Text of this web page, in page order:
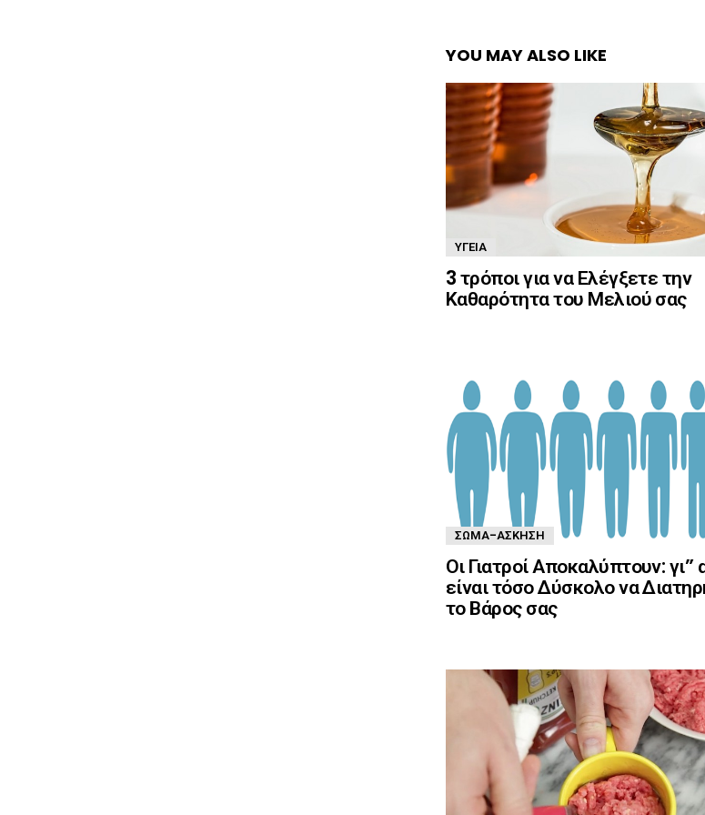
YOU MAY ALSO LIKE
ΥΓΕΊΑ
3 τρόποι για να Ελέγξετε την
Καθαρότητα του Μελιού σας
ΣΏΜΑ-ΆΣΚΗΣΗ
Οι Γιατροί Αποκαλύπτουν: γι”
είναι τόσο Δύσκολο να
το Βάρος σας